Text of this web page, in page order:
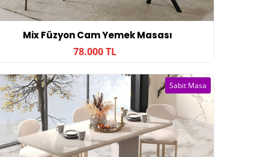
Mix Füzyon Cam Yemek Masası
78.000 TL
Sabit Masa